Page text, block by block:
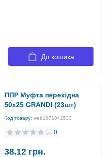
До кошика
ППР Муфта перехідна
50х25 GRANDI (23шт)
Код товару: web1071041533
0
38.12 грн.